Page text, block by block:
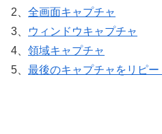
2、 全画面キャプチャ
3、
ウィンドウキャプチャ
4、 領域キャプチャ
5、 最後のキャプチャをリピー